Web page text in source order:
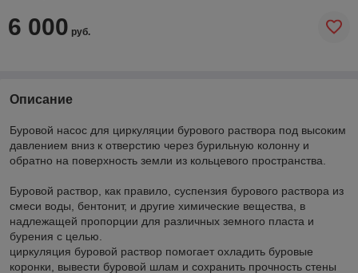
6 000 руб.
Описание
Буровой насос для циркуляции бурового раствора под высоким
давлением вниз к отверстию через бурильную колонну и
обратно на поверхность земли из кольцевого пространства.
Буровой раствор, как правило, суспензия бурового раствора из
смеси воды, бентонит, и другие химические вещества, в
надлежащей пропорции для различных земного пласта и
бурения с целью.
циркуляция буровой раствор помогает охладить буровые
коронки, вывести буровой шлам и сохранить прочность стены